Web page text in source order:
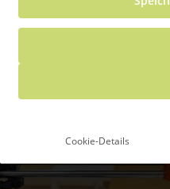
Cookie-Details